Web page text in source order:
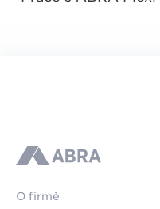
ABRA
O firmě